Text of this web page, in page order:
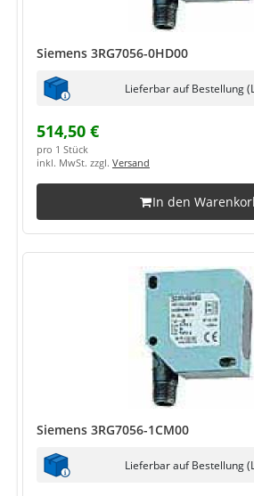
Siemens 3RG7056-0HD00
Lieferbar auf Bestellung
514,50 €
pro 1 Stück
inkl. MwSt. zzgl. Versand
In den
Siemens 3RG7056-1CM00
Lieferbar auf Bestellung